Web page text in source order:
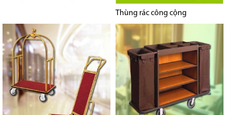
Thùng rác công cộng